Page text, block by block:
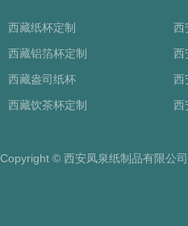
西藏纸杯定制
西藏铝箔杯定制
西藏盎司纸杯
西藏饮茶杯定制
西
西
西
西
Copyright © 西安凤泉纸制品有限公